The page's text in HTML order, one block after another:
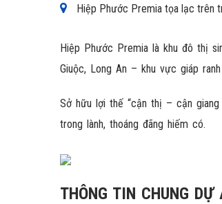
Hiệp Phước Premia tọa lạc trên
Hiệp Phước Premia là khu đô thị
Giuộc, Long An – khu vực giáp
Sở hữu lợi thế “cận thị – cận
trong lành, thoáng đãng hiếm có.
THÔNG TIN CHUNG